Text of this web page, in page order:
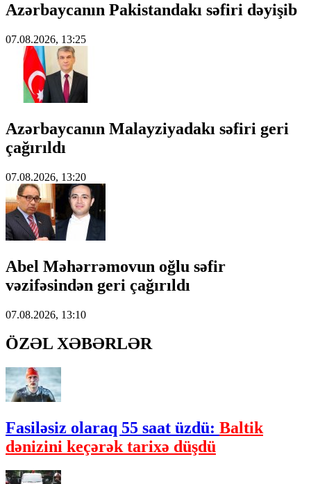
Azərbaycanın Pakistandakı səfiri dəyişib
07.08.2026, 13:25
Azərbaycanın Malayziyadakı səfiri geri
çağırıldı
07.08.2026, 13:20
Abel Məhərrəmovun oğlu səfir
vəzifəsindən geri çağırıldı
07.08.2026, 13:10
ÖZƏL XƏBƏRLƏR
Fasiləsiz olaraq 55 saat üzdü: Baltik
dənizini keçərək tarixə düşdü